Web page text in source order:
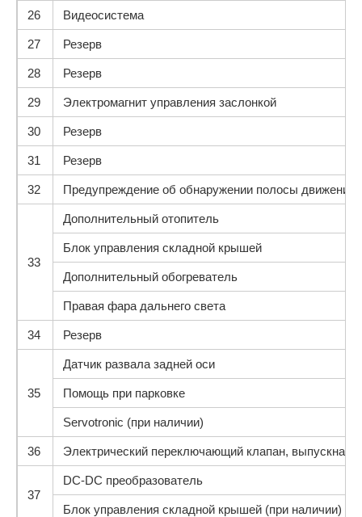
26 Видеосистема
27 Резерв
28 Резерв
29 Электромагнит управления заслонкой
30 Резерв
31 Резерв
32 Предупреждение об обнаружении полосы движения
33
Дополнительный отопитель
Блок управления складной крышей
Дополнительный обогреватель
Правая фара дальнего света
34 Резерв
35
Датчик развала задней оси
Помощь при парковке
Servotronic (при наличии)
36 Электрический переключающий клапан, выпускная
37
DC-DC преобразователь
Блок управления складной крышей (при наличии)